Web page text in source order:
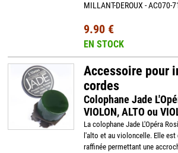
MILLANT-DEROUX - AC070-
9.90 €
EN STOCK
Accessoire pour
cordes
Colophane Jade
VIOLON, ALTO ou
La colophane Jade L'Opéra
l'alto et au violoncelle. Elle
raffinée permettant une